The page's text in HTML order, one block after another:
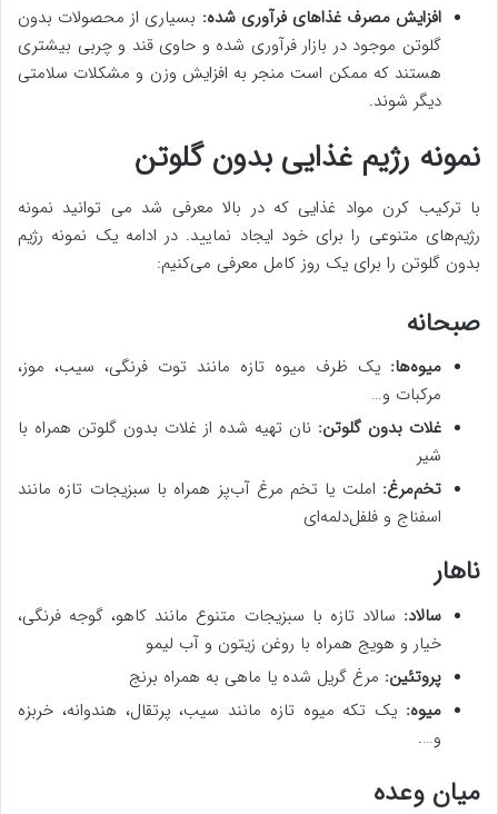
افزایش مصرف غذاهای فرآوری شده: بسیاری از محصولات بدون
گلوتن موجود در بازار فرآوری شده و حاوی قند و چربی بیشتری
هستند که ممکن است منجر به افزایش وزن و مشکلات سلامتی
دیگر شوند.
نمونه رژیم غذایی بدون گلوتن
با ترکیب کرن مواد غذایی که در بالا معرفی شد می توانید نمونه
رژیم‌های متنوعی را برای خود ایجاد نمایید. در ادامه یک نمونه رژیم
بدون گلوتن را برای یک روز کامل معرفی می‌کنیم:
صبحانه
میوه‌ها: یک ظرف میوه تازه مانند توت فرنگی، سیب، موز،
مرکبات و…
غلات بدون گلوتن: نان تهیه شده از غلات بدون گلوتن همراه با
شیر
تخم‌مرغ: املت یا تخم مرغ آب‌پز همراه با سبزیجات تازه مانند
اسفناج و فلفل‌دلمه‌ای
ناهار
سالاد: سالاد تازه با سبزیجات متنوع مانند کاهو، گوجه فرنگی،
خیار و هویج همراه با روغن زیتون و آب لیمو
پروتئین: مرغ گریل شده یا ماهی به همراه برنج
میوه: یک تکه میوه تازه مانند سیب، پرتقال، هندوانه، خربزه
و….
میان وعده